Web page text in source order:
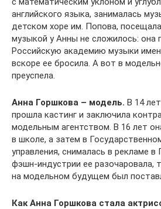
английского языка, занималась
детском хоре им. Попова,
музыкой у Анны не сложилось: она
Российскую академию музыки
вскоре ее бросила. А вот в
преуспела.
Анна Горшкова – модель. В 14
прошла кастинг и заключила
модельным агентством. В 16 лет
в школе, а затем в
управления, снималась в рекламе
фэшн-индустрии ее разочаровала,
на модельном будущем был
Как Анна Горшкова стала